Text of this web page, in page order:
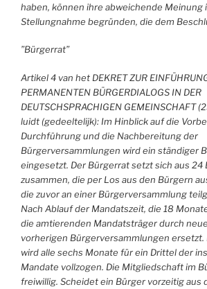
haben, können ihre abweichende Meinung
Stellungnahme begründen, die dem
”Bürgerrat”
Artikel 4 van het DEKRET ZUR
PERMANENTEN BÜRGERDIALOGS IN DER
DEUTSCHSPRACHIGEN GEMEINSCHAFT
luidt (gedeeltelijk): Im Hinblick auf die
Durchführung und die Nachbereitung der
Bürgerversammlungen wird ein ständiger
eingesetzt. Der Bürgerrat setzt sich aus 24
zusammen, die per Los aus den Bürgern
die zuvor an einer Bürgerversammlung
Nach Ablauf der Mandatszeit, die 18
die amtierenden Mandatsträger durch
vorherigen Bürgerversammlungen ersetzt.
wird alle sechs Monate für ein Drittel der
Mandate vollzogen. Die Mitgliedschaft im
freiwillig. Scheidet ein Bürger vorzeitig aus